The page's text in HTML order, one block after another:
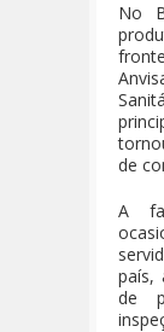
No
de
A
país,
de